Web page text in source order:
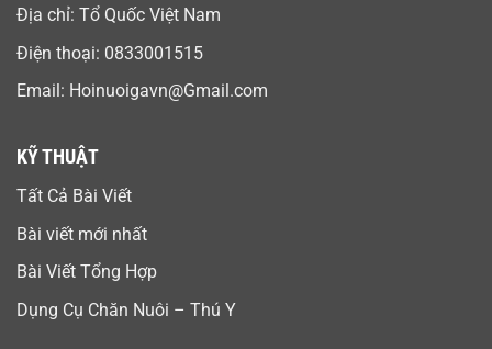
Địa chỉ: Tổ Quốc Việt Nam
Điện thoại: 0833001515
Email: Hoinuoigavn@Gmail.com
KỸ THUẬT
Tất Cả Bài Viết
Bài viết mới nhất
Bài Viết Tổng Hợp
Dụng Cụ Chăn Nuôi – Thú Y